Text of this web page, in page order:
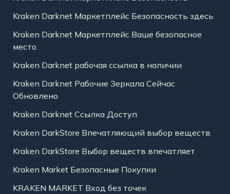
Kraken Darknet Маркетплейс Безопасность здесь
Kraken Darknet Маркетплейс Ваше безопасное
место
Kraken Darknet рабочая ссылка в наличии
Kraken Darknet Рабочие Зеркала Сейчас
Обновлено
Kraken Darknet Ссылка Доступ
Kraken DarkStore Впечатляющий выбор веществ
Kraken DarkStore Выбор веществ впечатляет
Kraken Market Безопасные Покупки
KRAKEN MARKET Вход без точек